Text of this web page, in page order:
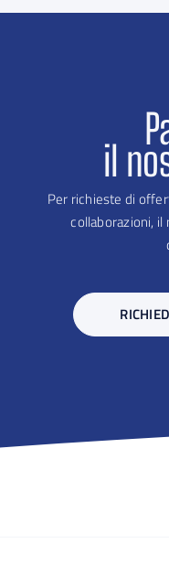
il
Per richieste di
collaborazioni,